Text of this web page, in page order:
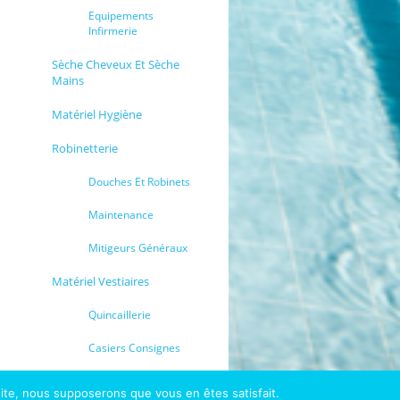
Equipements
Infirmerie
Sèche Cheveux Et Sèche
Mains
Matériel Hygiène
Robinetterie
Douches Et Robinets
Maintenance
Mitigeurs Généraux
Matériel Vestiaires
Quincaillerie
Casiers Consignes
nous supposerons que vous en êtes satisfait.